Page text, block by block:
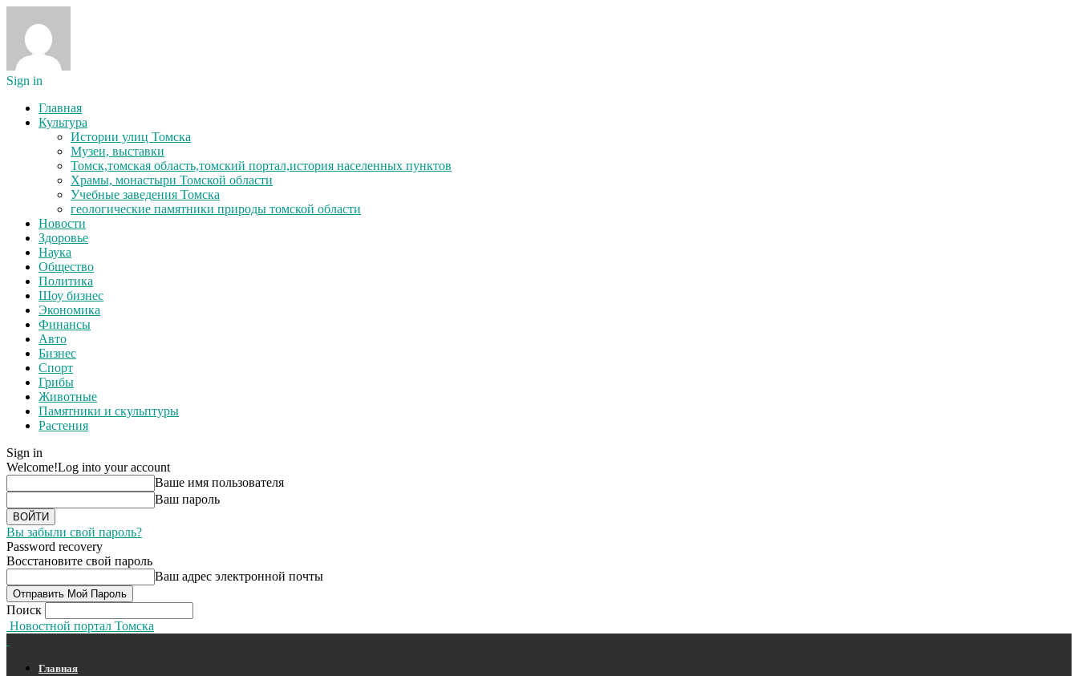
Sign in
Главная
Культура
Истории улиц Томска
Музеи, выставки
Томск,томская область,томский портал,история населенных пунктов
Храмы, монастыри Томской области
Учебные заведения Томска
геологические памятники природы томской области
Новости
Здоровье
Наука
Общество
Политика
Шоу бизнес
Экономика
Финансы
Авто
Бизнес
Спорт
Грибы
Животные
Памятники и скульптуры
Растения
Sign in
Welcome!Log into your account
Ваше имя пользователя
Ваш пароль
Вы забыли свой пароль?
Password recovery
Восстановите свой пароль
Ваш адрес электронной почты
Поиск
Новостной портал Томска
Главная